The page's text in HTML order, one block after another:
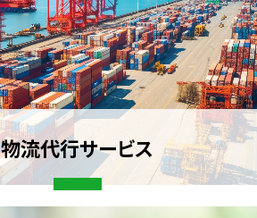
物流代行サービス